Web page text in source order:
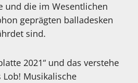
und die im Wesentlichen
geprägten balladesken
sind.
2021“ und das verstehe
Musikalische